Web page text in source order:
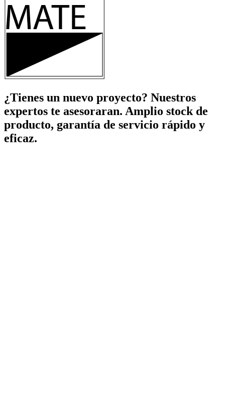
¿Tienes un nuevo proyecto? Nuestros
expertos te asesoraran. Amplio stock de
producto, garantía de servicio rápido y
eficaz.